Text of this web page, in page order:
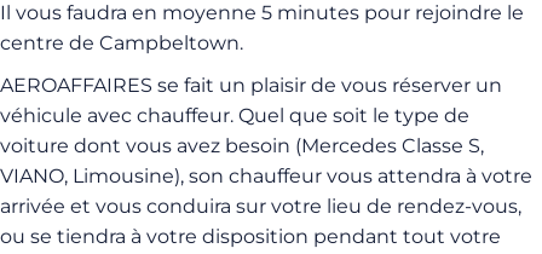
Il vous faudra en moyenne 5 minutes pour rejoindre le
centre de Campbeltown.
AEROAFFAIRES se fait un plaisir de vous réserver un
véhicule avec chauffeur. Quel que soit le type de
voiture dont vous avez besoin (Mercedes Classe S,
VIANO, Limousine), son chauffeur vous attendra à votre
arrivée et vous conduira sur votre lieu de rendez-vous,
ou se tiendra à votre disposition pendant tout votre